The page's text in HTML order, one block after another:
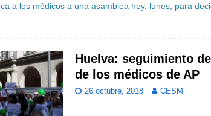
a los médicos a una asamblea hoy, lunes, para
Huelva: seguimiento
de los médicos de AP
26 octubre, 2018 CESM